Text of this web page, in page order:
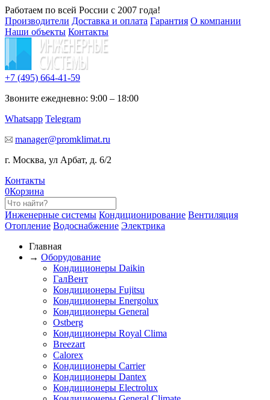
Работаем по всей России с 2007 года!
Производители Доставка и оплата Гарантия О компании
Наши объекты Контакты
+7 (495) 664-41-59
Звоните ежедневно: 9:00 – 18:00
Whatsapp Telegram
manager@promklimat.ru
г. Москва, ул Арбат, д. 6/2
Контакты
0Корзина
Инженерные системы Кондиционирование Вентиляция
Отопление Водоснабжение Электрика
Главная
→ Оборудование
Кондиционеры Daikin
ГалВент
Кондиционеры Fujitsu
Кондиционеры Energolux
Кондиционеры General
Ostberg
Кондиционеры Royal Clima
Breezart
Calorex
Кондиционеры Carrier
Кондиционеры Dantex
Кондиционеры Electrolux